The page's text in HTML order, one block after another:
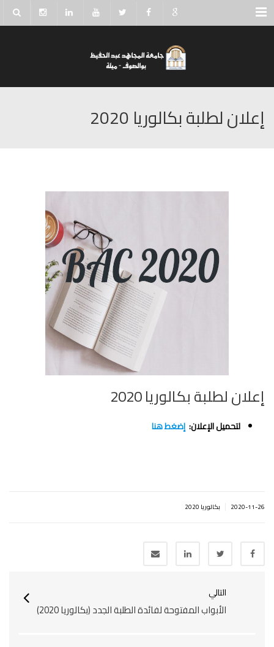
Menu
إعلان لطلبة بكالوريا 2020
إعلان لطلبة بكالوريا 2020
لتحميل اﻹعلان: إضغط هنا
2020-11-26 بكالوريا 2020
التالي
اﻷبواب المفتوحة لفائدة الطلبة الجدد (بكالوريا 2020)